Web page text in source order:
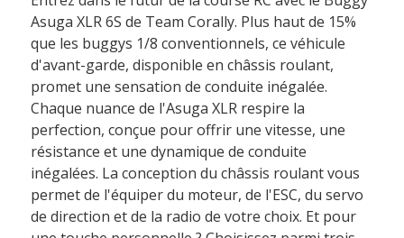
Asuga XLR 6S de Team Corally. Plus haut de 15%
que les buggys 1/8 conventionnels, ce véhicule
d'avant-garde, disponible en châssis roulant,
promet une sensation de conduite inégalée.
Chaque nuance de l'Asuga XLR respire la
perfection, conçue pour offrir une vitesse, une
résistance et une dynamique de conduite
inégalées. La conception du châssis roulant vous
permet de l'équiper du moteur, de l'ESC, du servo
de direction et de la radio de votre choix. Et pour